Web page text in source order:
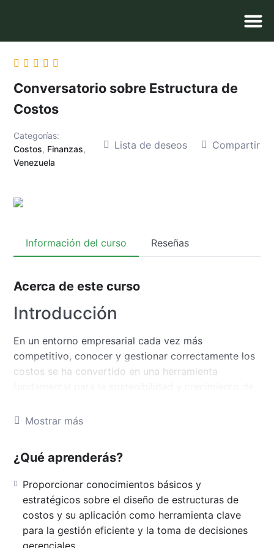
Conversatorio sobre Estructura de
Costos
Categorías:
Costos, Finanzas,
Venezuela
Lista de deseos Compartir
Información del curso Reseñas
Acerca de este curso
Introducción
En un entorno empresarial cada vez más
competitivo, conocer y gestionar correctamente los
costos se ha convertido en una herramienta
costos permite identificar cómo se generan los
decisiones estratégicas y gerenciales.
El diseño de una estructura de costos no solo ayuda
a controlar recursos y optimizar procesos, sino que
también constituye la base para definir precios,
evaluar inversiones, proyectar utilidades y mejorar la
Mostrar más
¿Qué aprenderás?
Proporcionar conocimientos básicos y
estratégicos sobre el diseño de estructuras de
costos y su aplicación como herramienta clave
para la gestión eficiente y la toma de decisiones